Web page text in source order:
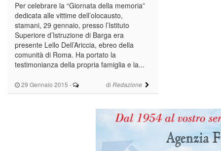
29 Gennaio 2015 - di Redazione
Per celebrare la “Giornata della memoria”
dedicata alle vittime dell’olocausto,
stamani, 29 gennaio, presso l’Istituto
Superiore d’Istruzione di Barga era
presente Lello Dell’Ariccia, ebreo della
comunità di Roma. Ha portato la
testimonianza della propria famiglia e la...